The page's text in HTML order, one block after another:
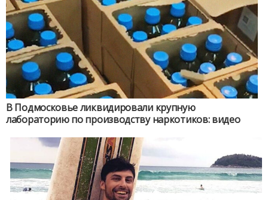
В Подмосковье ликвидировали крупную
лабораторию по производству наркотиков: видео